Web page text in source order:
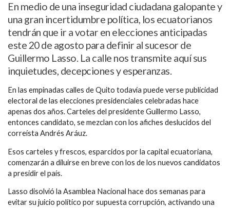
En medio de una inseguridad ciudadana galopante y
una gran incertidumbre política, los ecuatorianos
tendrán que ir a votar en elecciones anticipadas
este 20 de agosto para definir al sucesor de
Guillermo Lasso. La calle nos transmite aquí sus
inquietudes, decepciones y esperanzas.
En las empinadas calles de Quito todavía puede verse publicidad
electoral de las elecciones presidenciales celebradas hace
apenas dos años. Carteles del presidente Guillermo Lasso,
entonces candidato, se mezclan con los afiches deslucidos del
correísta Andrés Aráuz.
Esos carteles y frescos, esparcidos por la capital ecuatoriana,
comenzarán a diluirse en breve con los de los nuevos candidatos
a presidir el país.
Lasso disolvió la Asamblea Nacional hace dos semanas para
evitar su juicio político por supuesta corrupción, activando una